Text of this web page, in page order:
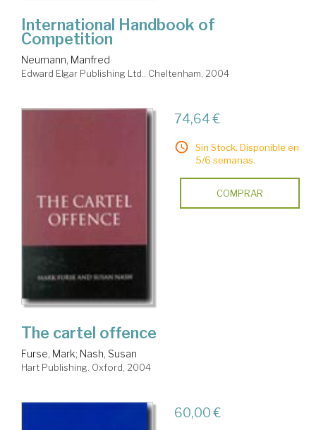
International Handbook of
Competition
Neumann, Manfred
Edward Elgar Publishing Ltd.. Cheltenham, 2004
74,64 €
Sin Stock. Disponible en
5/6 semanas.
COMPRAR
The cartel offence
Furse, Mark; Nash, Susan
Hart Publishing. Oxford, 2004
60,00 €